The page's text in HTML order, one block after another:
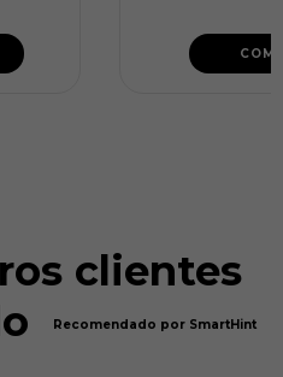
clientes
Recomendado por SmartHint